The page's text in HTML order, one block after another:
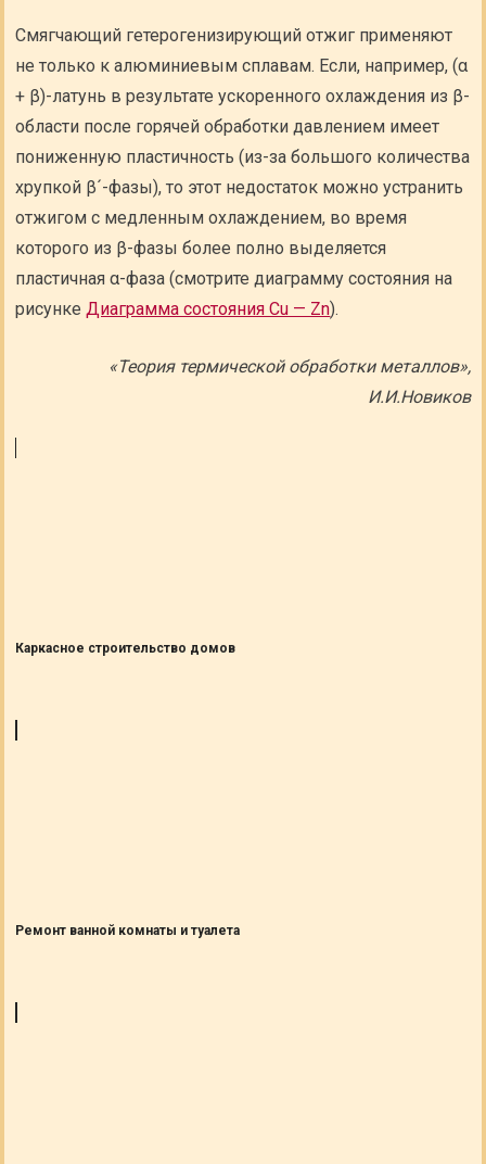
Смягчающий гетерогенизирующий отжиг применяют
не только к алюминиевым сплавам. Если, например, (α
+ β)-латунь в результате ускоренного охлаждения из β-
области после горячей обработки давлением имеет
пониженную пластичность (из-за большого количества
хрупкой β´-фазы), то этот недостаток можно устранить
отжигом с медленным охлаждением, во время
которого из β-фазы более полно выделяется
пластичная α-фаза (смотрите диаграмму состояния на
рисункеДиаграмма состояния Cu — Zn).
«Теория термической обработки металлов»,
И.И.Новиков
Каркасное строительство домов
Ремонт ванной комнаты и туалета